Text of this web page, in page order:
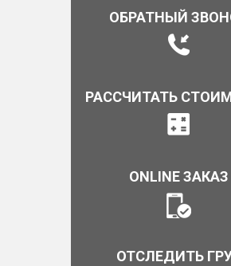
ОБРАТНЫЙ
РАССЧИТАТЬ
ONLINE ЗАКАЗ
ОТСЛЕДИТЬ